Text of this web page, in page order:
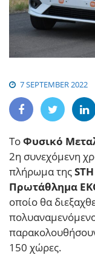
7 SEPTEMBER 2022
ΤοΦυσικό
2η συνεχόμενη
πλήρωμα της
Πρωτάθλημα
οποίο θα
150 χώρες.